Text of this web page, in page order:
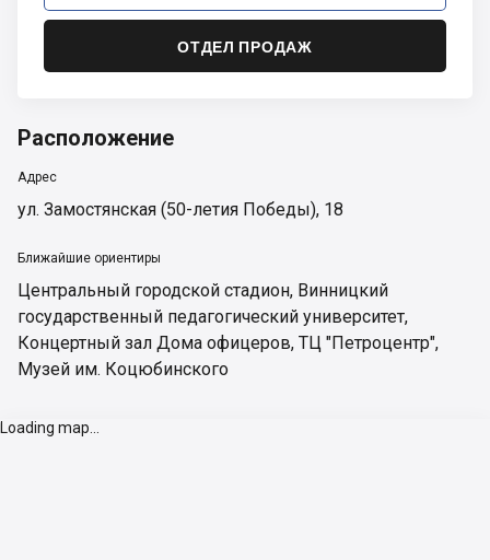
ОТДЕЛ ПРОДАЖ
Расположение
Адрес
ул. Замостянская (50-летия Победы), 18
Ближайшие ориентиры
Центральный городской стадион, Винницкий
государственный педагогический университет,
Концертный зал Дома офицеров, ТЦ "Петроцентр",
Музей им. Коцюбинского
Loading map...